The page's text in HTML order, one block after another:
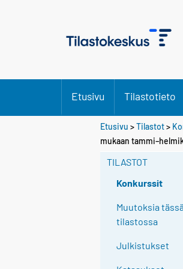
Etusivu Tilastotieto
Etusivu >Tilastot>
mukaan
TILASTOT
Konkurssit
Muutoksia tässä
tilastossa
Julkistukset